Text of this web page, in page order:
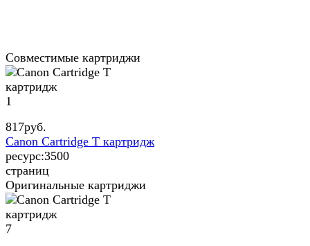
Совместимые картриджи
1
817руб.
Canon Cartridge T картридж
ресурс:3500
страниц
Оригинальные картриджи
7